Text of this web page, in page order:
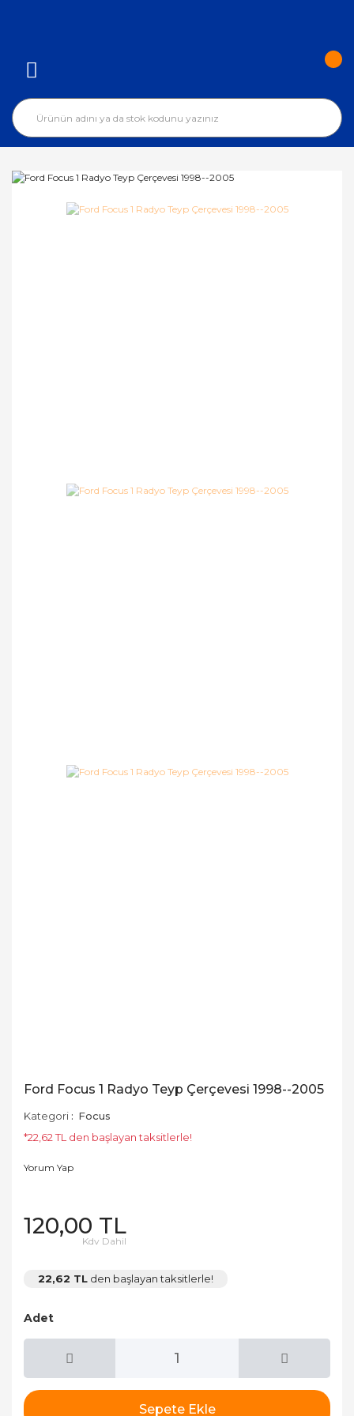
Ford Focus 1 Radyo Teyp Çerçevesi 1998--2005
Kategori
Focus
*22,62 TL den başlayan taksitlerle!
Yorum Yap
120,00 TL
Kdv Dahil
22,62 TL den başlayan taksitlerle!
Adet
Sepete Ekle